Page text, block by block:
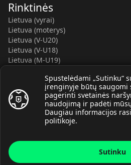
Spustelėdami „Sutinku“
įrenginyje būtų saugomi
pagerinti svetainės
naudojimą ir padėti
Daugiau informacijos
politikoje.
Sutinku
Rinktinės
Lietuva (vyrai)
Lietuva (moterys)
Lietuva (V-U20)
Lietuva (V-U18)
Lietuva (M-U19)
Lietuva (M-U16)